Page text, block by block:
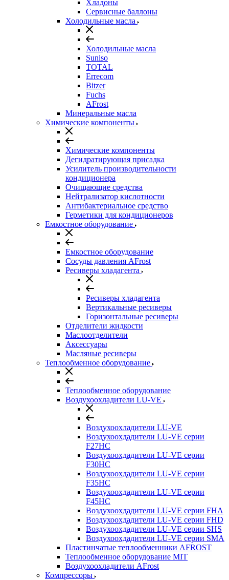
Хладоны
Сервисные баллоны
Холодильные масла
Холодильные масла
Suniso
TOTAL
Errecom
Bitzer
Fuchs
AFrost
Минеральные масла
Химические компоненты
Химические компоненты
Дегидратирующая присадка
Усилитель производительности
кондиционера
Очищающие средства
Нейтрализатор кислотности
Антибактериальное средство
Герметики для кондиционеров
Емкостное оборудование
Емкостное оборудование
Сосуды давления AFrost
Ресиверы хладагента
Ресиверы хладагента
Вертикальные ресиверы
Горизонтальные ресиверы
Отделители жидкости
Маслоотделители
Аксессуары
Масляные ресиверы
Теплообменное оборудование
Теплообменное оборудование
Воздухоохладители LU-VE
Воздухоохладители LU-VE
Воздухоохдадители LU-VE серии
F27HC
Воздухоохдадители LU-VE серии
F30HC
Воздухоохдадители LU-VE серии
F35HC
Воздухоохдадители LU-VE серии
F45HC
Воздухоохдадители LU-VE серии FHA
Воздухоохдадители LU-VE серии FHD
Воздухоохдадители LU-VE серии SHS
Воздухоохдадители LU-VE серии SMA
Пластинчатые теплообменники AFROST
Теплообменное оборудование MIT
Воздухоохладители AFrost
Компрессоры